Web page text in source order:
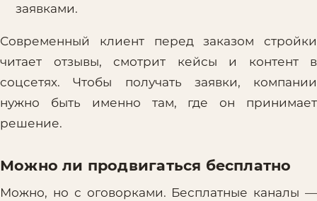
заявками.
Современный клиент перед заказом стройки
читает отзывы, смотрит кейсы и контент в
соцсетях. Чтобы получать заявки, компании
нужно быть именно там, где он принимает
решение.
Можно ли продвигаться бесплатно
Можно, но с оговорками. Бесплатные каналы —